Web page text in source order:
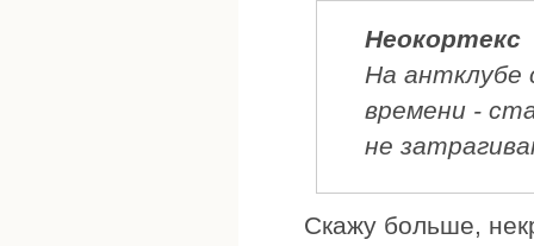
Неокортекс
На антклубе
времени -
не
Скажу больше,